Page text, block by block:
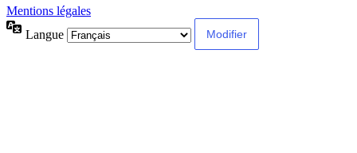
Mentions légales
Langue